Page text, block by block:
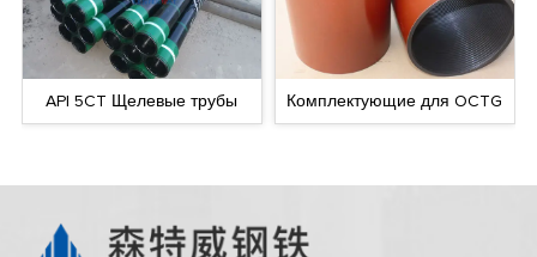
API 5CT Щелевые трубы Комплектующие для OCTG